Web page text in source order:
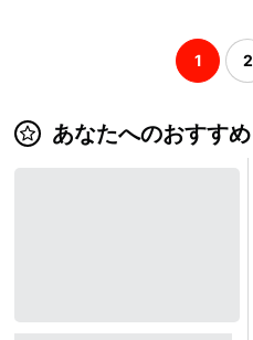
1 2
あなたへのおすすめ